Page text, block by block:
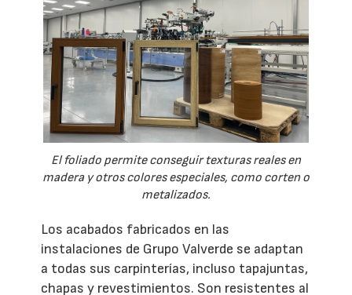
El foliado permite conseguir texturas reales en
madera y otros colores especiales, como corten o
metalizados.
Los acabados fabricados en las
instalaciones de Grupo Valverde se adaptan
a todas sus carpinterías, incluso tapajuntas,
chapas y revestimientos. Son resistentes al